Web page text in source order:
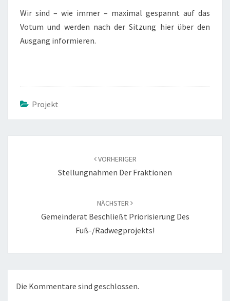
Wir sind – wie immer – maximal gespannt auf das
Votum und werden nach der Sitzung hier über den
Ausgang informieren.
Projekt
VORHERIGER
Stellungnahmen Der Fraktionen
NÄCHSTER
Gemeinderat Beschließt Priorisierung Des
Fuß-/Radwegprojekts!
Die Kommentare sind geschlossen.